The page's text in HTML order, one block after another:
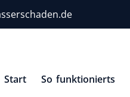
Start So funktionierts